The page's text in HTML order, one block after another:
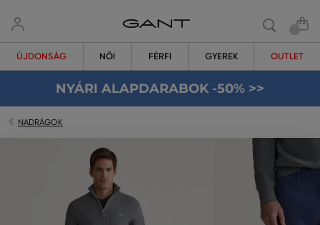
ÚJDONSÁG NŐI FÉRFI GYEREK OUTLET
NYÁRI ALAPDARABOK -50% >>
NADRÁGOK